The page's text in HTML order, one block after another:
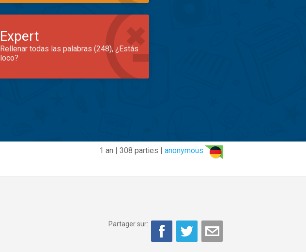
Expert
Rellenar todas las palabras (248), ¿Estás
loco?
1 an | 308 parties | anonymous
Partager sur: